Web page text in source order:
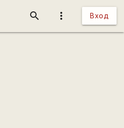
more_vert Вход
search